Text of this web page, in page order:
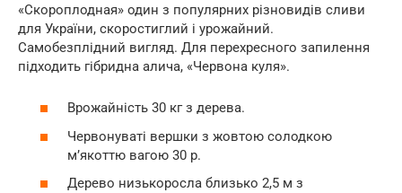
«Скороплодная» один з популярних різновидів сливи
для України, скоростиглий і урожайний.
Самобезплідний вигляд. Для перехресного запилення
підходить гібридна алича, «Червона куля».
Врожайність 30 кг з дерева.
Червонуваті вершки з жовтою солодкою
м’якоттю вагою 30 р.
Дерево низькоросла близько 2,5 м з